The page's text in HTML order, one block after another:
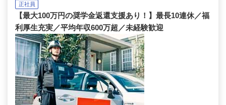
正社員
【最大100万円の奨学金返還支援あり！】最長10連休／福
利厚生充実／平均年収600万超／未経験歓迎